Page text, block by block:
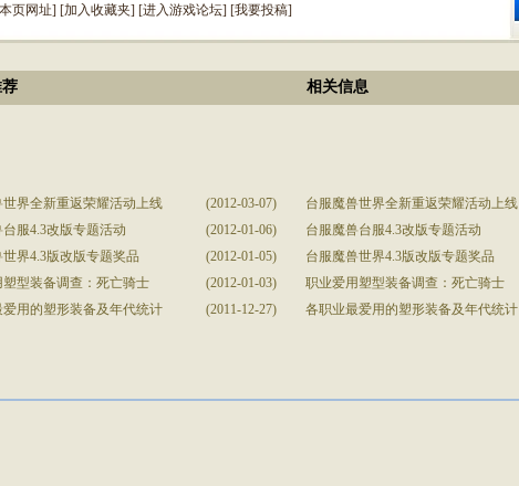
页网址] [加入收藏夹] [进入游戏论坛] [我要投稿]
相关信息
世界全新重返荣耀活动上线
(2012-03-07)
服4.3改版专题活动
(2012-01-06)
世界4.3版改版专题奖品
(2012-01-05)
型装备调查：死亡骑士
(2012-01-03)
用的塑形装备及年代统计
(2011-12-27)
台服魔兽世界全新重返荣耀活动上线
台服魔兽台服4.3改版专题活动
台服魔兽世界4.3版改版专题奖品
职业爱用塑型装备调查：死亡骑士
各职业最爱用的塑形装备及年代统计